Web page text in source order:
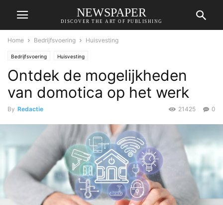
NEWSPAPER
DISCOVER THE ART OF PUBLISHING
Home Bedrijfsvoering Huisvesting
Bedrijfsvoering Huisvesting
Ontdek de mogelijkheden
van domotica op het werk
By Redactie 0
21425